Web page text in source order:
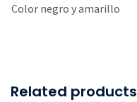
Color negro y amarillo
Related products